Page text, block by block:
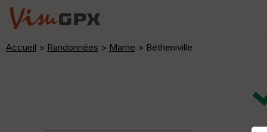
Accueil > Randonnées > Marne > Bétheniville